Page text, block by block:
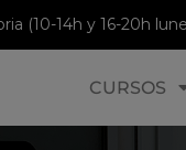
(10-14h y 16-20h
CURSOS